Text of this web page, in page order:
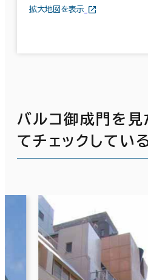
拡大地図を表示
バルコ御成門を
てチェックしてい